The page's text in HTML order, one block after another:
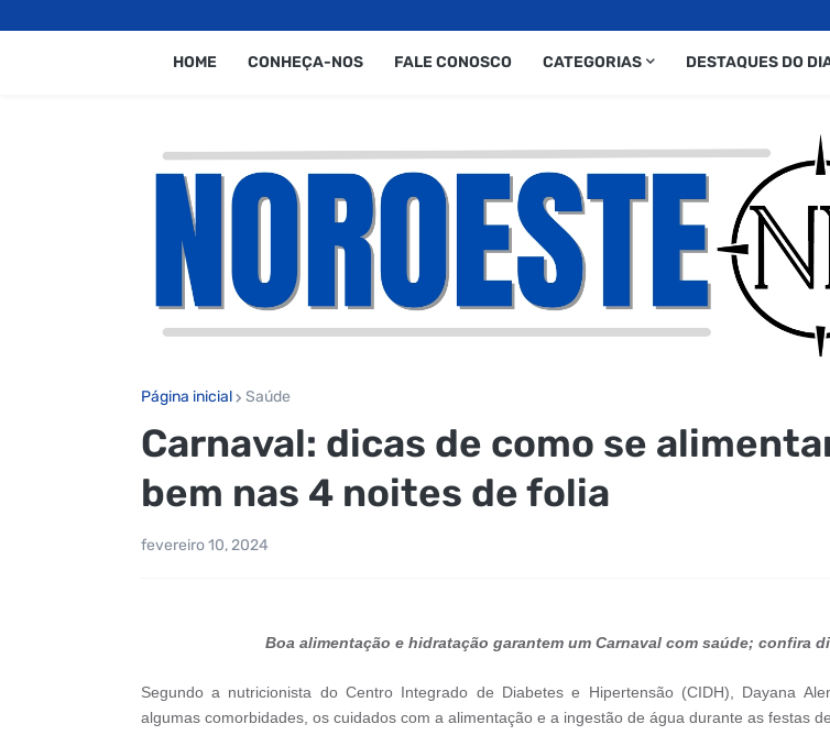
HOME CONHEÇA-NOS FALE CONOSCO CATEGORIAS DESTAQUES DO
Página inicial Saúde
Carnaval: dicas de como se
bem nas 4 noites de folia
fevereiro 10, 2024
Boa alimentação e hidratação garantem um Carnaval com saúde; confira
Segundo a nutricionista do Centro Integrado de Diabetes e Hipertensão (CIDH), Dayana
algumas comorbidades, os cuidados com a alimentação e a ingestão de água durante as festas